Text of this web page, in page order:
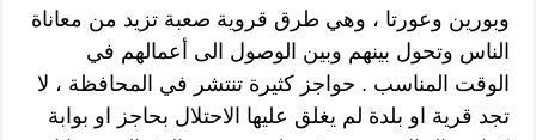
وبورين وعورتا ، وهي طرق قروية صعبة تزيد من معاناة
الناس وتحول بينهم وبين الوصول الى أعمالهم في
الوقت المناسب . حواجز كثيرة تنتشر في المحافظة ، لا
تجد قرية او بلدة لم يغلق عليها الاحتلال بحاجز او بوابة